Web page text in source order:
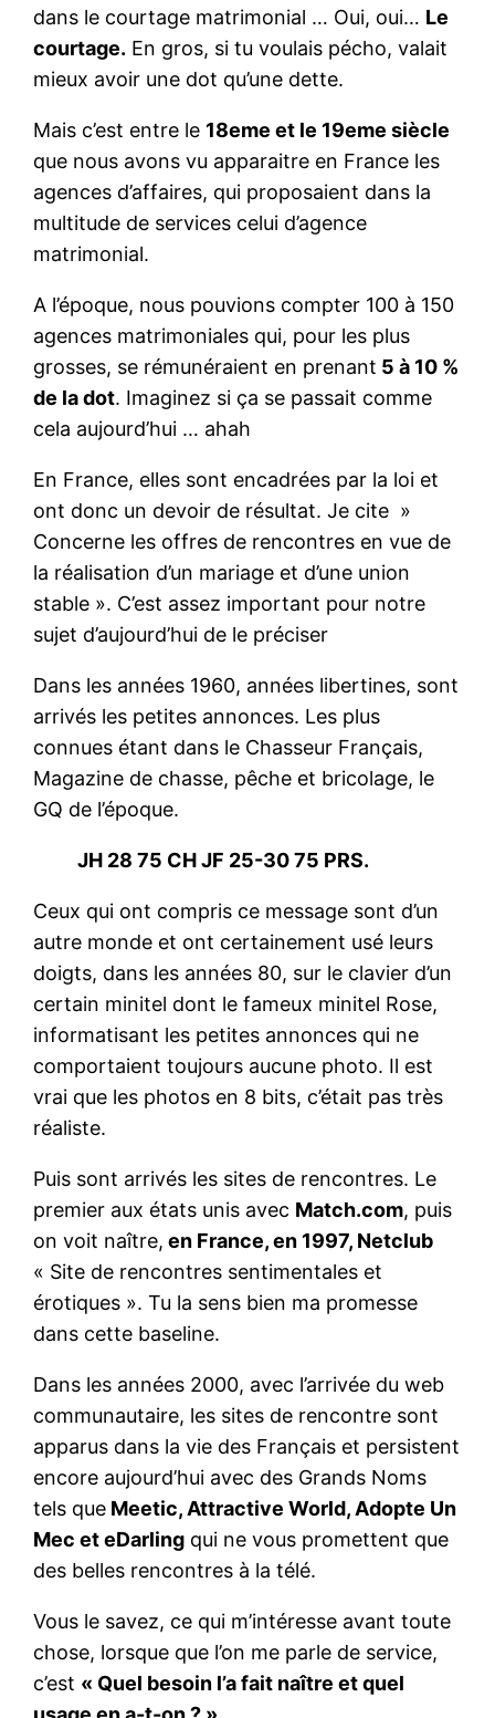
dans le courtage matrimonial … Oui, oui… Le
courtage. En gros, si tu voulais pécho, valait
mieux avoir une dot qu’une dette.
Mais c’est entre le 18eme et le 19eme siècle
que nous avons vu apparaitre en France les
agences d’affaires, qui proposaient dans la
multitude de services celui d’agence
matrimonial.
A l’époque, nous pouvions compter 100 à 150
agences matrimoniales qui, pour les plus
grosses, se rémunéraient en prenant 5 à 10 %
de la dot. Imaginez si ça se passait comme
cela aujourd’hui … ahah
En France, elles sont encadrées par la loi et
ont donc un devoir de résultat. Je cite »
Concerne les offres de rencontres en vue de
la réalisation d’un mariage et d’une union
stable ». C’est assez important pour notre
sujet d’aujourd’hui de le préciser
Dans les années 1960, années libertines, sont
arrivés les petites annonces. Les plus
connues étant dans le Chasseur Français,
Magazine de chasse, pêche et bricolage, le
GQ de l’époque.
JH 28 75 CH JF 25-30 75 PRS.
Ceux qui ont compris ce message sont d’un
autre monde et ont certainement usé leurs
doigts, dans les années 80, sur le clavier d’un
certain minitel dont le fameux minitel Rose,
informatisant les petites annonces qui ne
comportaient toujours aucune photo. Il est
vrai que les photos en 8 bits, c’était pas très
réaliste.
Puis sont arrivés les sites de rencontres. Le
premier aux états unis avec Match.com, puis
on voit naître, en France, en 1997, Netclub
« Site de rencontres sentimentales et
érotiques ». Tu la sens bien ma promesse
dans cette baseline.
Dans les années 2000, avec l’arrivée du web
communautaire, les sites de rencontre sont
apparus dans la vie des Français et persistent
encore aujourd’hui avec des Grands Noms
tels que Meetic, Attractive World, Adopte Un
Mec et eDarling qui ne vous promettent que
des belles rencontres à la télé.
Vous le savez, ce qui m’intéresse avant toute
chose, lorsque que l’on me parle de service,
c’est « Quel besoin l’a fait naître et quel